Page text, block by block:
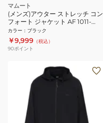
マムート
(メンズ)アウター ストレッチ コン
フォート ジャケット AF 1011-
02410-0001 ブラック EUROサイ
ズ 耐久 撥水 軽量
カラー ： ブラック
￥9,999 （税込）
90ポイント